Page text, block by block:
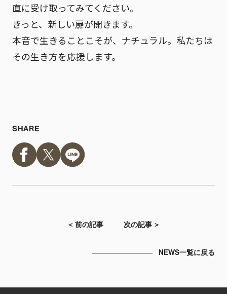
直に受け取ってみてください。
きっと、新しい扉が開きます。
本音で生きることこそが、ナチュラル。 私たちは
その生き方を応援します。
SHARE
＜ 前の記事 次の記事 ＞
NEWS一覧に戻る